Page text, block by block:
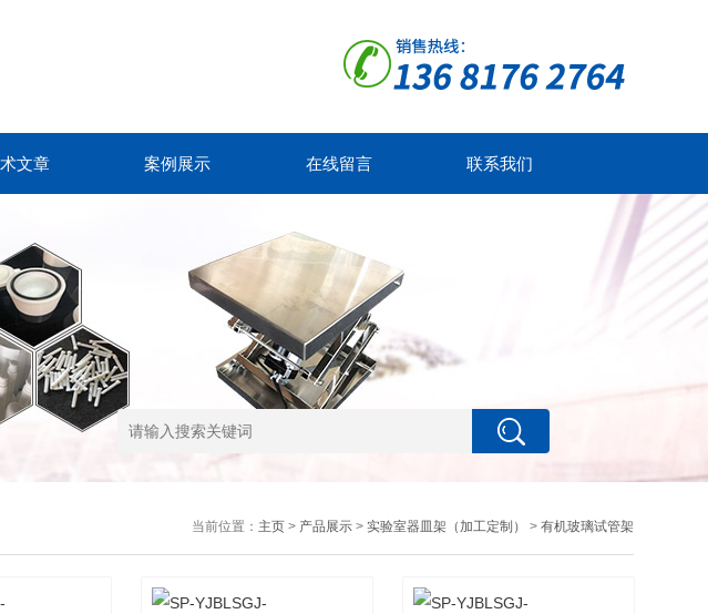
文章 案例展示 在线留言 联系我们
当前位置： 主页> 产品展示> 实验室器皿架（加工定制） > 有机玻璃试管架